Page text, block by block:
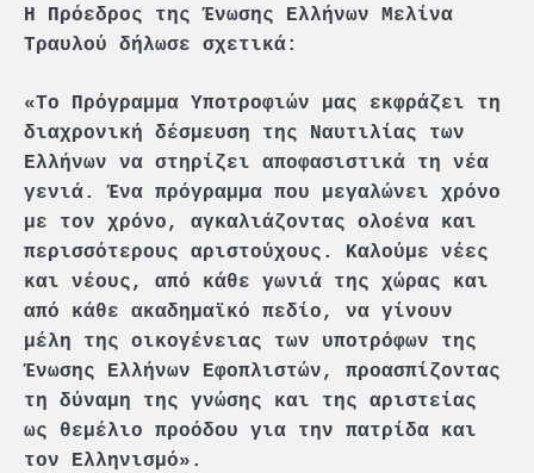
Η Πρόεδρος της Ένωσης Ελλήνων Μελίνα
Τραυλού δήλωσε σχετικά:
«Το Πρόγραμμα Υποτροφιών μας εκφράζει τη
διαχρονική δέσμευση της Ναυτιλίας των
Ελλήνων να στηρίζει αποφασιστικά τη νέα
γενιά. Ένα πρόγραμμα που μεγαλώνει χρόνο
με τον χρόνο, αγκαλιάζοντας ολοένα και
περισσότερους αριστούχους. Καλούμε νέες
και νέους, από κάθε γωνιά της χώρας και
από κάθε ακαδημαϊκό πεδίο, να γίνουν
μέλη της οικογένειας των υποτρόφων της
Ένωσης Ελλήνων Εφοπλιστών, προασπίζοντας
τη δύναμη της γνώσης και της αριστείας
ως θεμέλιο προόδου για την πατρίδα και
τον Ελληνισμό».